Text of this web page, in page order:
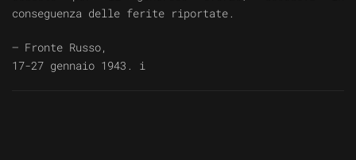
conseguenza delle ferite riportate.
— Fronte Russo,
17-27 gennaio 1943. i